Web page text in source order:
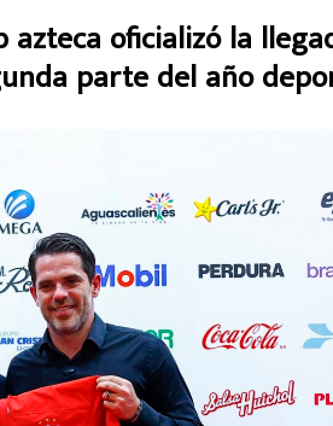
azteca oficializó la
parte del año